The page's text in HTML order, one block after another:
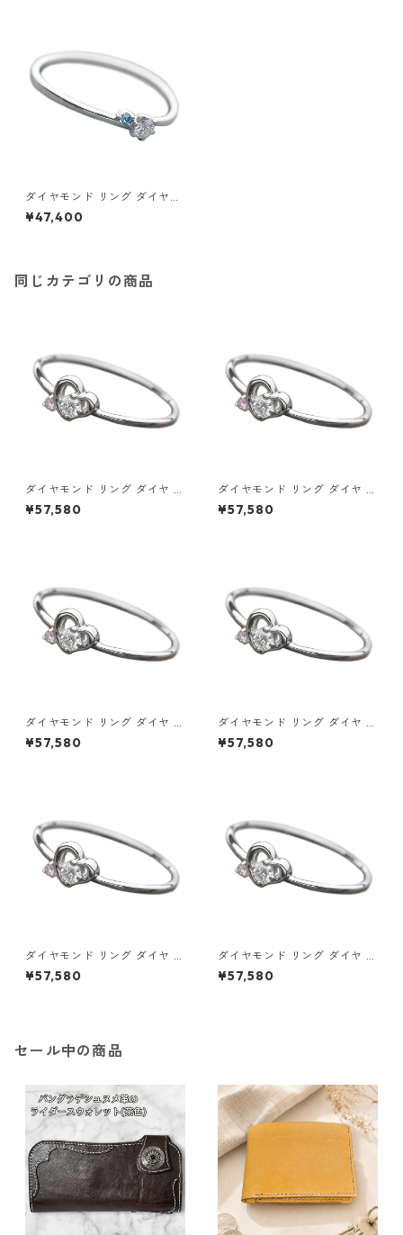
ダイヤモンド リング ダイヤ＆
アイスブルーダイヤ 合計0.06
ct 10.5号 プラチナ Pt950 指
¥47,400
同じカテゴリの商品
ダイヤモンド リング ダイヤ ア
イスブルーダイヤ 合計0.06ct
8.5号 プラチナ Pt950 ハート
¥57,580
ダイヤモンド リング ダイヤ ア
イスブルーダイヤ 合計0.06ct
9号 プラチナ Pt950 ハートモ
¥57,580
ダイヤモンド リング ダイヤ ア
イスブルーダイヤ 合計0.06ct
9.5号 プラチナ Pt950 ハート
¥57,580
ダイヤモンド リング ダイヤ ア
イスブルーダイヤ 合計0.06ct
10号 プラチナ Pt950 ハート
¥57,580
ダイヤモンド リング ダイヤ ア
イスブルーダイヤ 合計0.06ct
10.5号 プラチナ Pt950 ハート
¥57,580
ダイヤモンド リング ダイヤ ア
イスブルーダイヤ 合計0.06ct
11号 プラチナ Pt950 ハートモ
¥57,580
セール中の商品